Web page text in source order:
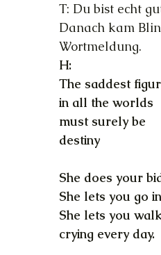
T: Du bist echt
Danach kam
Wortmeldung.
H:
The saddest
in all the worlds
must surely be
destiny
She does your
She lets you go
She lets you
crying every day.